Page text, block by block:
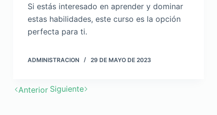
Si estás interesado en aprender y dominar
estas habilidades, este curso es la opción
perfecta para ti.
ADMINISTRACION 29 DE MAYO DE 2023
Anterior Siguiente